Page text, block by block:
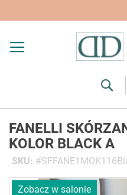
FANELLI
KOLOR BLACK A
SKU
Przejdź
Zobacz w salonie